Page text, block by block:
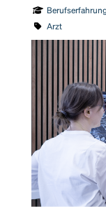
Arzt